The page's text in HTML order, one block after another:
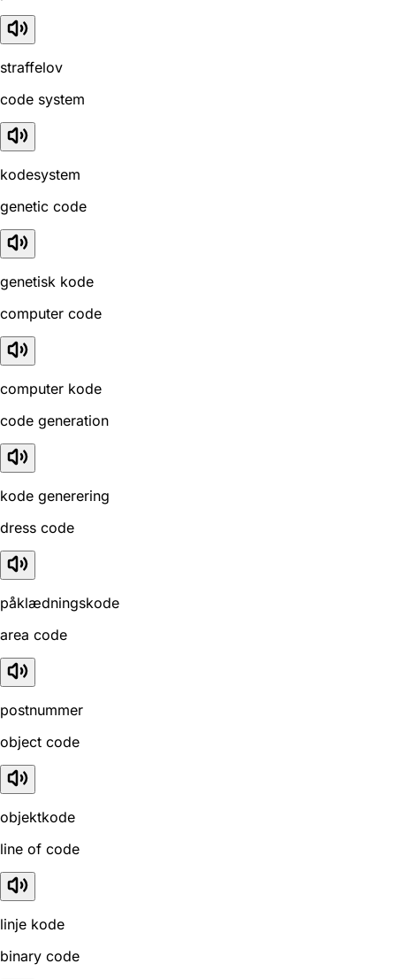
straffelov
code system
kodesystem
genetic code
genetisk kode
computer code
computer kode
code generation
kode generering
dress code
påklædningskode
area code
postnummer
object code
objektkode
line of code
linje kode
binary code